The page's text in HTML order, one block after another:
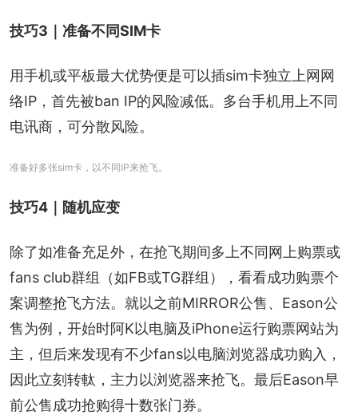
技巧3｜准备不同SIM卡
用手机或平板最大优势便是可以插sim卡独立上网网
络IP，首先被ban IP的风险减低。多台手机用上不同
电讯商，可分散风险。
准备好多张sim卡，以不同IP来抢飞。
技巧4｜随机应变
除了如准备充足外，在抢飞期间多上不同网上购票或
fans club群组（如FB或TG群组），看看成功购票个
案调整抢飞方法。就以之前MIRROR公售、Eason公
售为例，开始时阿K以电脑及iPhone运行购票网站为
主，但后来发现有不少fans以电脑浏览器成功购入，
因此立刻转軚，主力以浏览器来抢飞。最后Eason早
前公售成功抢购得十数张门券。